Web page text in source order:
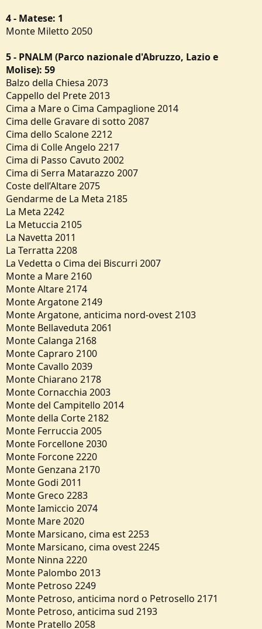
4 - Matese: 1
Monte Miletto 2050
5 - PNALM (Parco nazionale d'Abruzzo, Lazio e
Molise): 59
Balzo della Chiesa 2073
Cappello del Prete 2013
Cima a Mare o Cima Campaglione 2014
Cima delle Gravare di sotto 2087
Cima dello Scalone 2212
Cima di Colle Angelo 2217
Cima di Passo Cavuto 2002
Cima di Serra Matarazzo 2007
Coste dell’Altare 2075
Gendarme de La Meta 2185
La Meta 2242
La Metuccia 2105
La Navetta 2011
La Terratta 2208
La Vedetta o Cima dei Biscurri 2007
Monte a Mare 2160
Monte Altare 2174
Monte Argatone 2149
Monte Argatone, anticima nord-ovest 2103
Monte Bellaveduta 2061
Monte Calanga 2168
Monte Capraro 2100
Monte Cavallo 2039
Monte Chiarano 2178
Monte Cornacchia 2003
Monte del Campitello 2014
Monte della Corte 2182
Monte Ferruccia 2005
Monte Forcellone 2030
Monte Forcone 2220
Monte Genzana 2170
Monte Godi 2011
Monte Greco 2283
Monte Iamiccio 2074
Monte Mare 2020
Monte Marsicano, cima est 2253
Monte Marsicano, cima ovest 2245
Monte Ninna 2220
Monte Palombo 2013
Monte Petroso 2249
Monte Petroso, anticima nord o Petrosello 2171
Monte Petroso, anticima sud 2193
Monte Pratello 2058